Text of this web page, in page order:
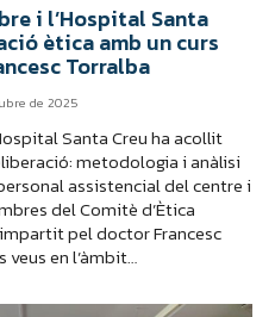
i l’Hospital Santa
ètica amb un curs
Torralba
de 2025
Santa Creu ha acollit
metodologia i anàlisi
assistencial del centre i
del Comitè d’Ètica
pel doctor Francesc
veus en l’àmbit…